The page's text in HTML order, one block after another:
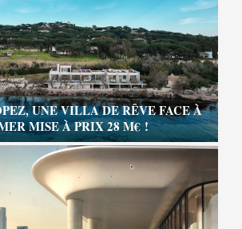
UNE VILLA DE RÊVE FACE À
MISE À PRIX 28 M€ !